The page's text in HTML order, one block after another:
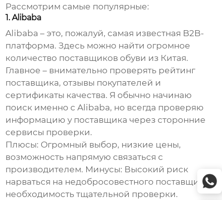
Рассмотрим самые популярные:
1. Alibaba
Alibaba – это, пожалуй, самая известная B2B-
платформа. Здесь можно найти огромное
количество поставщиков обуви из Китая.
Главное – внимательно проверять рейтинг
поставщика, отзывы покупателей и
сертификаты качества. Я обычно начинаю
поиск именно с Alibaba, но всегда проверяю
информацию у поставщика через сторонние
сервисы проверки.
Плюсы: Огромный выбор, низкие цены,
возможность напрямую связаться с
производителем. Минусы: Высокий риск
нарваться на недобросовестного поставщика,
необходимость тщательной проверки.